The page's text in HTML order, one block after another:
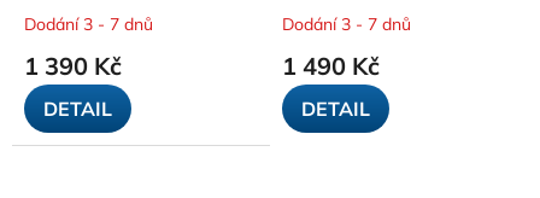
Dodání 3 - 7 dnů
1 390 Kč
DETAIL
Dodání 3 - 7 dnů
1 490 Kč
DETAIL